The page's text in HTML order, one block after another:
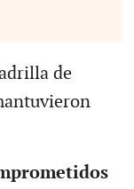
de